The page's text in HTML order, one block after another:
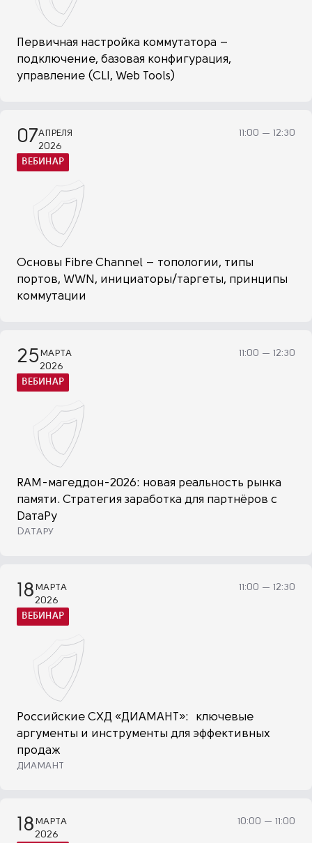
Первичная настройка коммутатора –
подключение, базовая конфигурация,
управление (CLI, Web Tools)
07АПРЕЛЯ
2026
ВЕБИНАР
11:00 — 12:30
Основы Fibre Channel – топологии, типы
портов, WWN, инициаторы/таргеты, принципы
коммутации
25МАРТА
2026
ВЕБИНАР
11:00 — 12:30
RAM-магеддон-2026: новая реальность рынка
памяти. Стратегия заработка для партнёров с
DатаРу
DАТАРУ
18 МАРТА
2026
ВЕБИНАР
11:00 — 12:30
Российские СХД «ДИАМАНТ»: ключевые
аргументы и инструменты для эффективных
продаж
ДИАМАНТ
18 МАРТА
2026
10:00 — 11:00